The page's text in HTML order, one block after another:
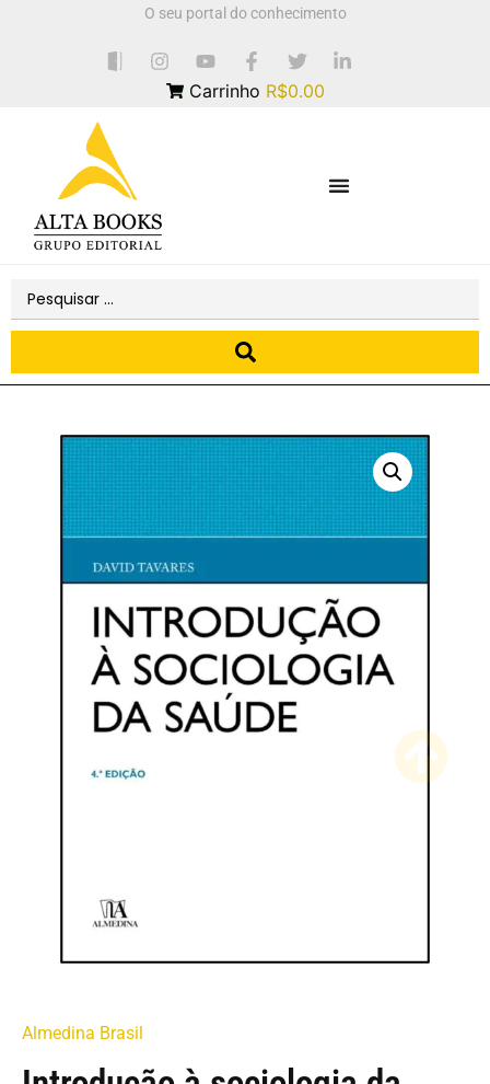
O seu portal do conhecimento
Carrinho R$0.00
Almedina Brasil